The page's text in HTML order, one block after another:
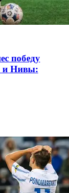
победу
и Нивы: